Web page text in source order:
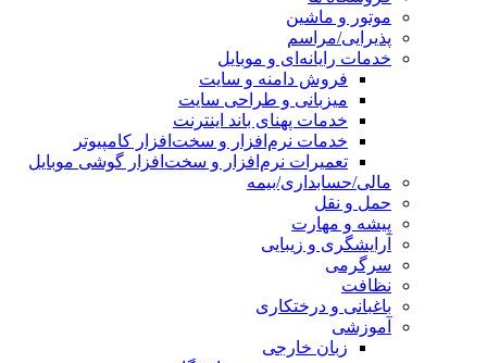
موتور و ماشین
پذیرایی/مراسم
خدمات رایانه‌ای و موبایل
فروش دامنه و سایت
میزبانی و طراحی سایت
خدمات پهنای باند اینترنت
خدمات نرم‌افزار و سخت‌افزار کامپیوتر
تعمیرات نرم‌افزار و سخت‌افزار گوشی موبایل
مالی/حسابداری/بیمه
حمل و نقل
پیشه و مهارت
آرایشگری و زیبایی
سرگرمی
نظافت
باغبانی و درختکاری
آموزشی
زبان خارجی